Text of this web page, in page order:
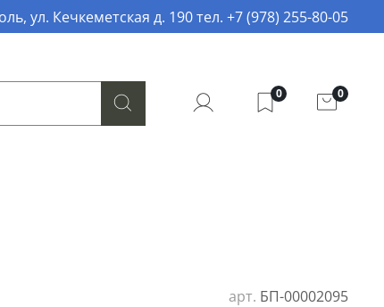
ул. Кечкеметская д. 190 тел. +7 (978) 255-80-05
0 0
арт. БП-00002095